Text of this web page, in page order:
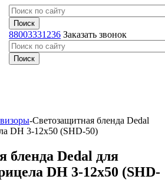
88003331236 Заказать звонок
-Светозащитная бленда Dedal
DH 3-12x50 (SHD-50)
бленда Dedal для
DH 3-12x50 (SHD-